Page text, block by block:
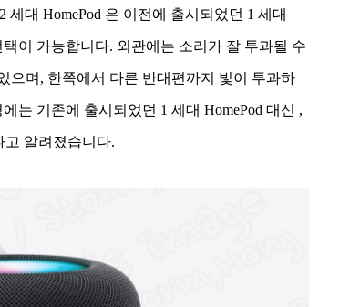
세대 HomePod 은 이전에 출시되었던 1 세대
이 가능합니다. 외관에는 소리가 잘 투과될 수
으며, 한쪽에서 다른 반대편까지 빛이 투과하
는 기존에 출시되었던 1 세대 HomePod 대신 ,
고 알려졌습니다.